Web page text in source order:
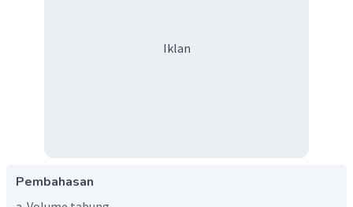
Iklan
Pembahasan